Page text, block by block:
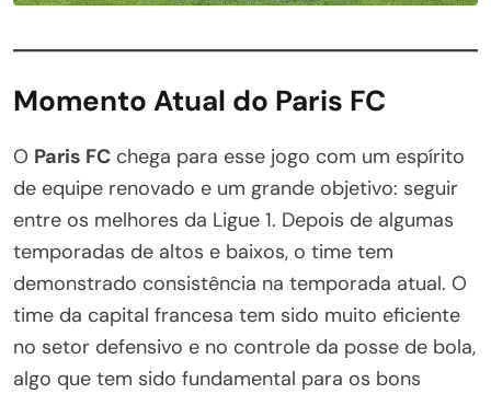
Momento Atual do Paris FC
O Paris FC chega para esse jogo com um espírito
de equipe renovado e um grande objetivo: seguir
entre os melhores da Ligue 1. Depois de algumas
temporadas de altos e baixos, o time tem
demonstrado consistência na temporada atual. O
time da capital francesa tem sido muito eficiente
no setor defensivo e no controle da posse de bola,
algo que tem sido fundamental para os bons